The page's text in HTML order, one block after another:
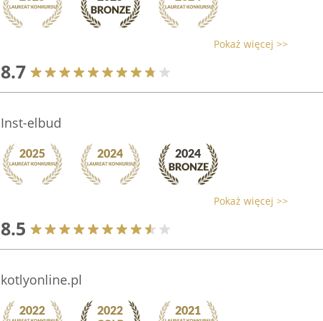
Pokaż więcej >>
8.7
Inst-elbud
Pokaż więcej >>
8.5
kotlyonline.pl